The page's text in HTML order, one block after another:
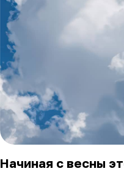
Начиная с весны